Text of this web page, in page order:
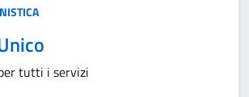
tutti i servizi